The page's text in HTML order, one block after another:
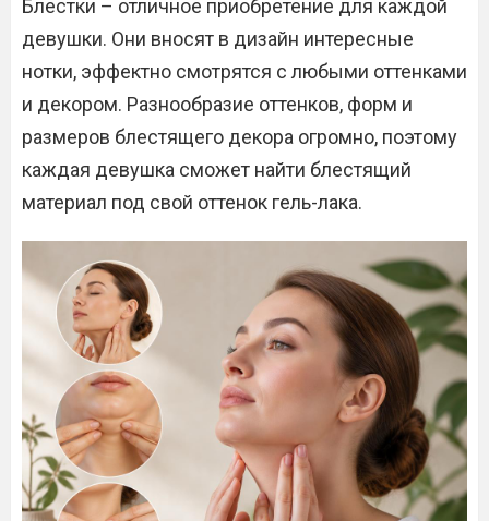
Блестки – отличное приобретение для каждой
девушки. Они вносят в дизайн интересные
нотки, эффектно смотрятся с любыми оттенками
и декором. Разнообразие оттенков, форм и
размеров блестящего декора огромно, поэтому
каждая девушка сможет найти блестящий
материал под свой оттенок гель-лака.